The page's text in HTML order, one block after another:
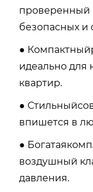
проверенный
безопасных и
●
идеально для
квартир.
●
впишется в
●
воздушный
давления.